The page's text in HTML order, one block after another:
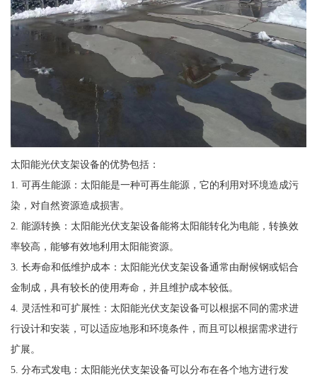
太阳能光伏支架设备的优势包括：
1. 可再生能源：太阳能是一种可再生能源，它的利用对环境造成污
染，对自然资源造成损害。
2. 能源转换：太阳能光伏支架设备能将太阳能转化为电能，转换效
率较高，能够有效地利用太阳能资源。
3. 长寿命和低维护成本：太阳能光伏支架设备通常由耐候钢或铝合
金制成，具有较长的使用寿命，并且维护成本较低。
4. 灵活性和可扩展性：太阳能光伏支架设备可以根据不同的需求进
行设计和安装，可以适应地形和环境条件，而且可以根据需求进行
扩展。
5. 分布式发电：太阳能光伏支架设备可以分布在各个地方进行发